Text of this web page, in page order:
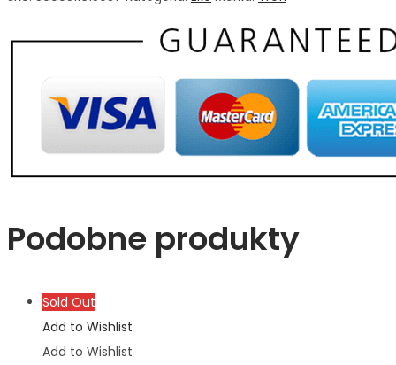
Podobne produkty
Sold Out
Add to Wishlist
Add to Wishlist